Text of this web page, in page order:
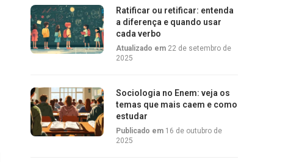
Ratificar ou retificar: entenda
a diferença e quando usar
cada verbo
Atualizado em 22 de setembro de
2025
Sociologia no Enem: veja os
temas que mais caem e como
estudar
Publicado em 16 de outubro de
2025